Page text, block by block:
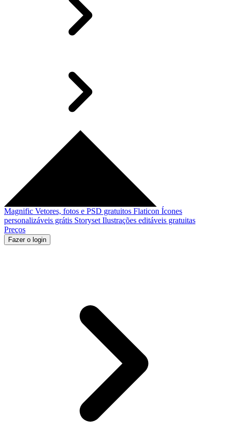
Magnific Vetores, fotos e PSD gratuitos Flaticon Ícones
personalizáveis grátis Storyset Ilustrações editáveis gratuitas
Preços
Fazer o login